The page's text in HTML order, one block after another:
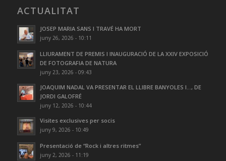
ACTUALITAT
JOSEP MARIA SANS I TRAVÉ HA MORT
juny 26, 2026 - 10:11
LLIURAMENT DE PREMIS I INAUGURACIÓ DE LA XXIV EXPOSICIÓ
DE FOTOGRAFIA DE NATURA
juny 23, 2026 - 09:43
JOAQUIM NADAL VA PRESENTAR EL LLIBRE BANYOLES I…, DE
JORDI GALOFRÉ
juny 12, 2026 - 10:44
Visites exclusives per socis
juny 9, 2026 - 10:49
Presentació de “Rock i altres ritmes”
juny 2, 2026 - 11:19